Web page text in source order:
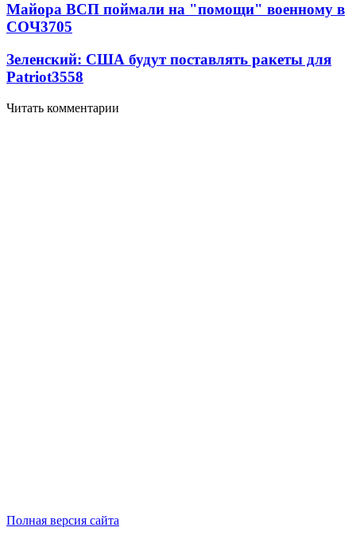
Майора ВСП поймали на "помощи" военному в
СОЧ3705
Зеленский: США будут поставлять ракеты для
Patriot3558
Читать комментарии
Полная версия сайта